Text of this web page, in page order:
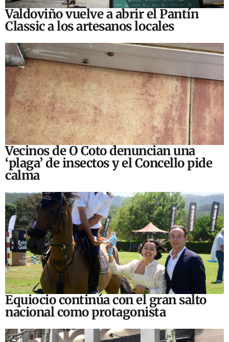
Valdoviño vuelve a abrir el Pantín
Classic a los artesanos locales
Vecinos de O Coto denuncian una
‘plaga’ de insectos y el Concello pide
calma
Equiocio continúa con el gran salto
nacional como protagonista